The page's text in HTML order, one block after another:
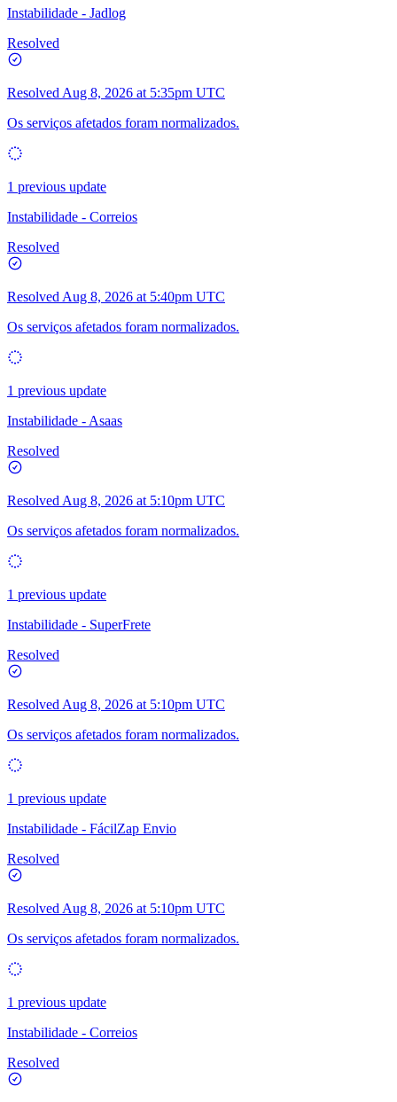
Instabilidade - Jadlog
Resolved
Resolved Aug 8, 2026 at 5:35pm UTC
Os serviços afetados foram normalizados.
1 previous update
Instabilidade - Correios
Resolved
Resolved Aug 8, 2026 at 5:40pm UTC
Os serviços afetados foram normalizados.
1 previous update
Instabilidade - Asaas
Resolved
Resolved Aug 8, 2026 at 5:10pm UTC
Os serviços afetados foram normalizados.
1 previous update
Instabilidade - SuperFrete
Resolved
Resolved Aug 8, 2026 at 5:10pm UTC
Os serviços afetados foram normalizados.
1 previous update
Instabilidade - FácilZap Envio
Resolved
Resolved Aug 8, 2026 at 5:10pm UTC
Os serviços afetados foram normalizados.
1 previous update
Instabilidade - Correios
Resolved